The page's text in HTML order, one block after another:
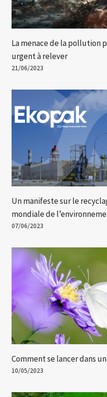
La menace de la pollution
urgent à relever
21/06/2023
Un manifeste sur le
mondiale de
07/06/2023
Comment se lancer dans
10/05/2023